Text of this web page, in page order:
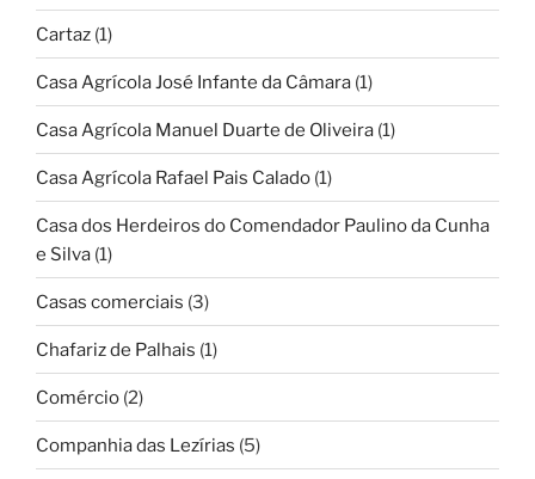
Cartaz (1)
Casa Agrícola José Infante da Câmara (1)
Casa Agrícola Manuel Duarte de Oliveira (1)
Casa Agrícola Rafael Pais Calado (1)
Casa dos Herdeiros do Comendador Paulino da Cunha
e Silva (1)
Casas comerciais (3)
Chafariz de Palhais (1)
Comércio (2)
Companhia das Lezírias (5)